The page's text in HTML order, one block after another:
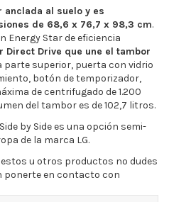
al suelo y es
de 68,6 x 76,7 x 98,3 cm.
Energy Star de eficiencia
Direct Drive que une el tambor
parte superior, puerta con vidrio
botón de temporizador,
de centrifugado de 1.200
del tambor es de 102,7 litros.
by Side es una opción semi-
de la marca LG.
u otros productos no dudes
ponerte en contacto con